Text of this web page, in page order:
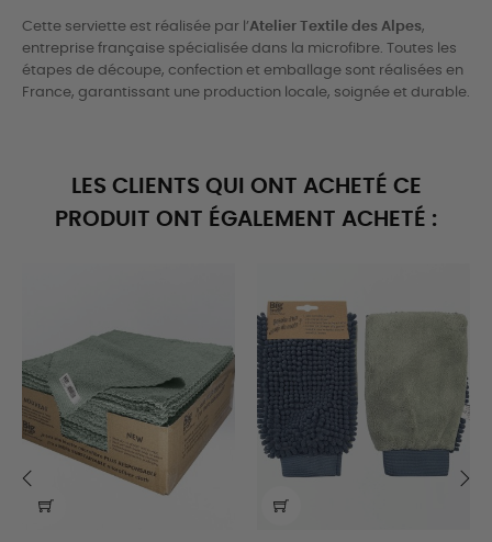
Cette serviette est réalisée par l’Atelier Textile des Alpes,
entreprise française spécialisée dans la microfibre. Toutes les
étapes de découpe, confection et emballage sont réalisées en
France, garantissant une production locale, soignée et durable.
LES CLIENTS QUI ONT ACHETÉ CE
PRODUIT ONT ÉGALEMENT ACHETÉ :